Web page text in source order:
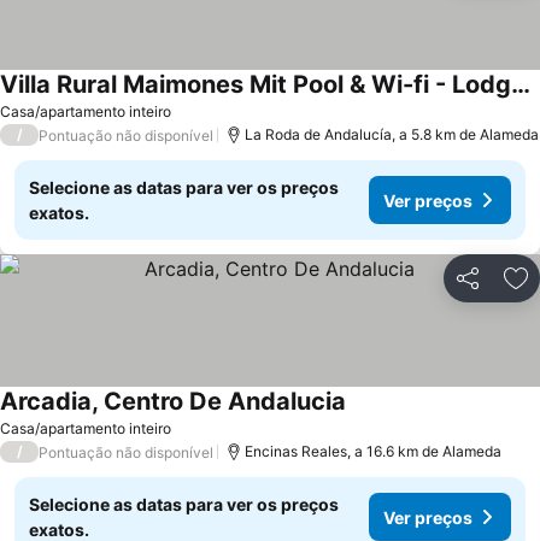
Casa/apartamento inteiro
Villa Rural Maimones Mit Pool & Wi-fi - Lodge Mit Gartenblick
/ Pontuação não disponível La Roda de Andalucía, a 5.8 km de Alameda
Selecione as datas para ver os preços
exatos.
Ver preços
Partilhar
Casa/apartamento inteiro
Arcadia, Centro De Andalucia
/ Pontuação não disponível Encinas Reales, a 16.6 km de Alameda
Selecione as datas para ver os preços
exatos.
Ver preços